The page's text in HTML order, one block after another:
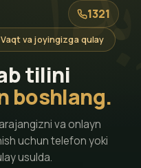
1321
va joyingizga qulay
tilini
boshlang.
va onlayn
uchun telefon yoki
usulda.